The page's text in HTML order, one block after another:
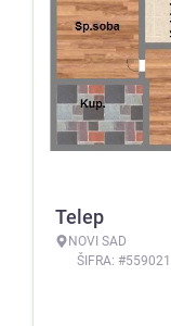
Telep
NOVI SAD
ŠIFRA: #559021